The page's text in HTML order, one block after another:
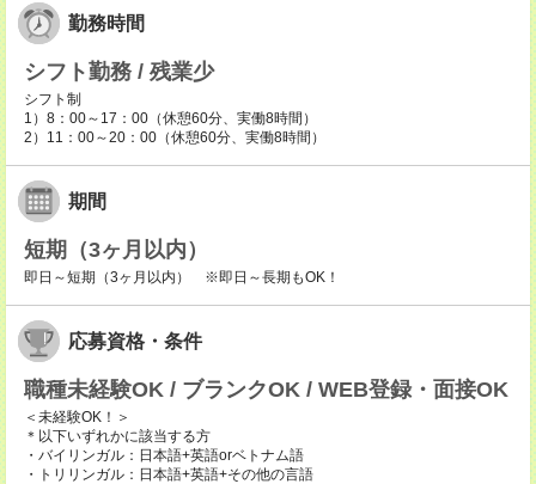
勤務時間
シフト勤務 / 残業少
シフト制
1）8：00～17：00（休憩60分、実働8時間）
2）11：00～20：00（休憩60分、実働8時間）
期間
短期（3ヶ月以内）
即日～短期（3ヶ月以内） ※即日～長期もOK！
応募資格・条件
職種未経験OK / ブランクOK / WEB登録・面接OK
＜未経験OK！＞
＊以下いずれかに該当する方
・バイリンガル：日本語+英語orベトナム語
・トリリンガル：日本語+英語+その他の言語